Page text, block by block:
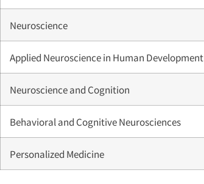
Neuroscience
Applied Neuroscience in Human Development
Neuroscience and Cognition
Behavioral and Cognitive Neurosciences
Personalized Medicine